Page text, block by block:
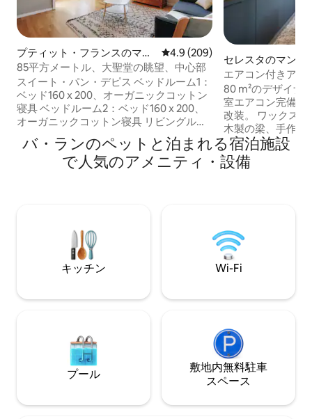
プティット・フランスのマン
ション・アパート
レビュー209件、5つ星中4.9つ
4.9 (209)
85平方メートル、大聖堂の眺望、中心部
スイート・パン・デピス ベッドルーム1：
ベッド160 x 200、オーガニックコットン
寝具 ベッドルーム2：ベッド160 x 200、
オーガニックコットン寝具 リビングルー
ム：高級スラット式ソファベッド140 x
195 cm、オーガニックコットン寝具 調理
器具付きキッチン、食器、エスプレッソ
セレスタのマンシ
ート
エアコン付きアパ
グサイズベッド
80 m²のデザイナ
室エアコン完備、
改装。 ワックス仕上げのコンクリート、
木製の梁、手作り
イズベッドルーム
ーとバスタブ付き
ある専用テラス。 設備の整ったキッチ
20分、コルマール
道、家族連れ、出
バ・ランのペットと泊まれる宿泊施設
で人気のアメニティ・設備
キッチン Wi-Fi
プール
敷地内無料駐⁠車
ス⁠ペ⁠ー⁠ス